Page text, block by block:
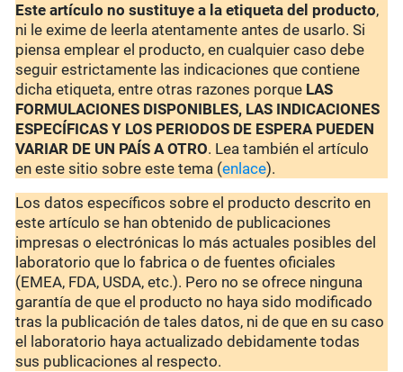
Este artículo no sustituye a la etiqueta del producto,
ni le exime de leerla atentamente antes de usarlo. Si
piensa emplear el producto, en cualquier caso debe
seguir estrictamente las indicaciones que contiene
dicha etiqueta, entre otras razones porque LAS
FORMULACIONES DISPONIBLES, LAS INDICACIONES
ESPECÍFICAS Y LOS PERIODOS DE ESPERA PUEDEN
VARIAR DE UN PAÍS A OTRO. Lea también el artículo
en este sitio sobre este tema (enlace).
Los datos específicos sobre el producto descrito en
este artículo se han obtenido de publicaciones
impresas o electrónicas lo más actuales posibles del
laboratorio que lo fabrica o de fuentes oficiales
(EMEA, FDA, USDA, etc.). Pero no se ofrece ninguna
garantía de que el producto no haya sido modificado
tras la publicación de tales datos, ni de que en su caso
el laboratorio haya actualizado debidamente todas
sus publicaciones al respecto.